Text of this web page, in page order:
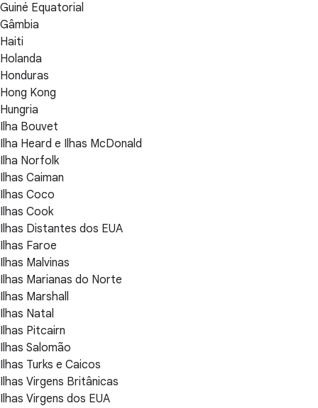
Guiné Equatorial
Gâmbia
Haiti
Holanda
Honduras
Hong Kong
Hungria
Ilha Bouvet
Ilha Heard e Ilhas McDonald
Ilha Norfolk
Ilhas Caiman
Ilhas Coco
Ilhas Cook
Ilhas Distantes dos EUA
Ilhas Faroe
Ilhas Malvinas
Ilhas Marianas do Norte
Ilhas Marshall
Ilhas Natal
Ilhas Pitcairn
Ilhas Salomão
Ilhas Turks e Caicos
Ilhas Virgens Britânicas
Ilhas Virgens dos EUA